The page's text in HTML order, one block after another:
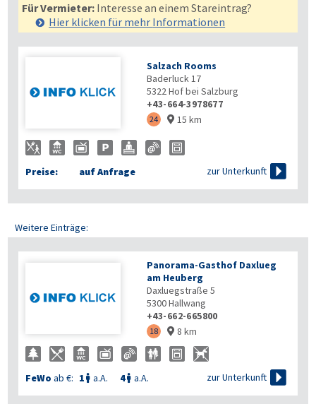
Für Vermieter: Interesse an einem Stareintrag?
Hier klicken für mehr Informationen
Salzach Rooms
Baderluck 17
5322Hof bei Salzburg
+43-664-3978677
24  15 km
Preise: auf Anfrage zur Unterkunft 
Weitere Einträge:
Panorama-Gasthof Daxlueg
am Heuberg
Daxluegstraße 5
5300Hallwang
+43-662-665800
18  8 km
FeWo ab €: 1  a.A. 4 a.A. zur Unterkunft 